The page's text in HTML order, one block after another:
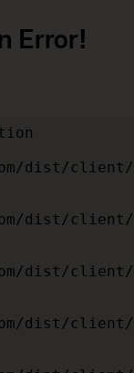
Error!
dist/
dist/
dist/
dist/